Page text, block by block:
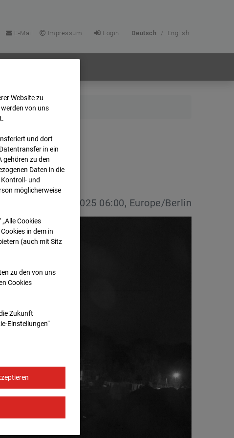
E-Mail Impressum Login Deutsch / English
13.10.2025 06:00, Europe/Berlin
Website zu
von uns
und dort
in ein
gehören zu den
Daten in die
Kontroll- und
möglicherweise
Cookies
in dem in
(auch mit Sitz
zu den von uns
Cookies
Zukunft
Einstellungen“